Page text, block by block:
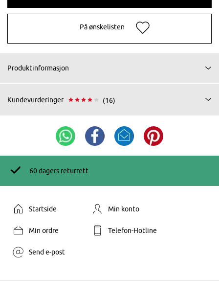
På ønskelisten
Produktinformasjon
Kundevurderinger (16)
60 dagers returrett
Startside Min konto
Min ordre Telefon-Hotline
Send e-post